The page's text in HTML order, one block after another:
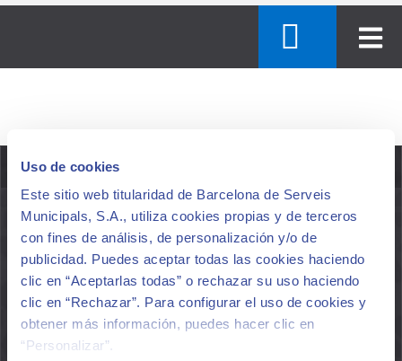
Uso de cookies
Este sitio web titularidad de Barcelona de Serveis
Municipals, S.A., utiliza cookies propias y de terceros
con fines de análisis, de personalización y/o de
publicidad. Puedes aceptar todas las cookies haciendo
clic en “Aceptarlas todas” o rechazar su uso haciendo
clic en “Rechazar”. Para configurar el uso de cookies y
obtener más información, puedes hacer clic en
“Personalizar”.
principal
MÁS INFORMACIÓN
EL PARK GÜELL
Origen y creación
Gaudí y Güell
Más de cien años de historia
Patrimonio Mundial por la
UNESCO
UN PARQUE PARA TODO EL
Un parque para todo el mundo
Por qué la gestión de accesos
La gobernanza del parque